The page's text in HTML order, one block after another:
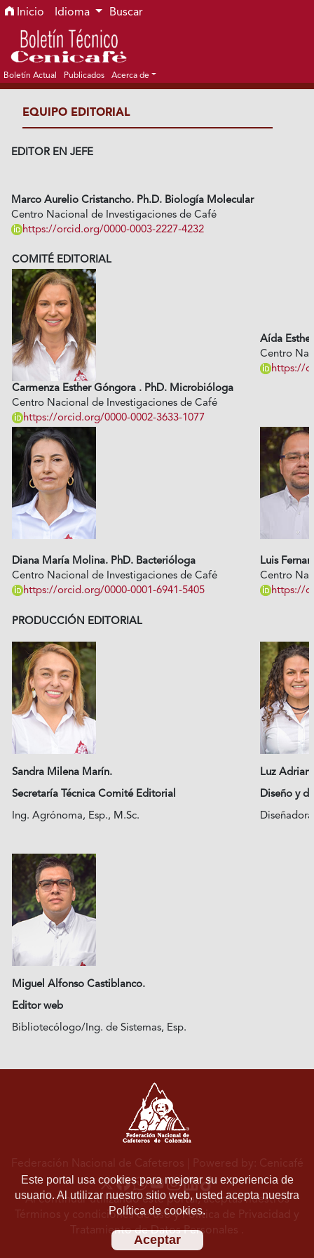
Ir al menú de navegación principal
Ir al contenido principal
Ir al pie de página del sitio
Inicio Idioma Buscar
Boletín Actual Publicados Acerca de
EQUIPO EDITORIAL
EDITOR EN JEFE
Marco Aurelio Cristancho. Ph.D. Biología Molecular
Centro Nacional de Investigaciones de Café
https://orcid.org/0000-0003-2227-4232
COMITÉ EDITORIAL
Carmenza Esther Góngora . PhD. Microbióloga
Centro Nacional de Investigaciones de Café
https://orcid.org/0000-0002-3633-1077
Aída
Centro
https://
Diana María Molina. PhD. Bacterióloga
Centro Nacional de Investigaciones de Café
https://orcid.org/0000-0001-6941-5405
Luis
Centro
https://
PRODUCCIÓN EDITORIAL
Sandra Milena Marín.
Secretaría Técnica Comité Editorial
Ing. Agrónoma, Esp., M.Sc.
Luz
Diseño y
Miguel Alfonso Castiblanco.
Editor web
Bibliotecólogo/Ing. de Sistemas, Esp.
Este portal usa cookies para mejorar su experiencia de
usuario. Al utilizar nuestro sitio web, usted acepta nuestra
Política de cookies.
Aceptar
Federación Nacional de Cafeteros | Powered by: Cenicafé
Al continuar utilizando este portal, aceptas nuestros
Términos y condiciones de usoyPolítica de Privacidad y
Tratamiento de Datos Personales